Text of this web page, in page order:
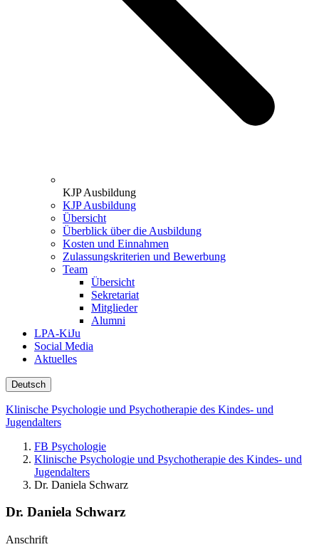
KJP Ausbildung
KJP Ausbildung
Übersicht
Überblick über die Ausbildung
Kosten und Einnahmen
Zulassungskriterien und Bewerbung
Team
Übersicht
Sekretariat
Mitglieder
Alumni
LPA-KiJu
Social Media
Aktuelles
Deutsch
Klinische Psychologie und Psychotherapie des Kindes- und
Jugendalters
FB Psychologie
Klinische Psychologie und Psychotherapie des Kindes- und
Jugendalters
Dr. Daniela Schwarz
Dr. Daniela Schwarz
Anschrift